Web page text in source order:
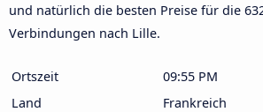
und natürlich die besten Preise für die
Verbindungen nach Lille.
Ortszeit
09:55 PM
Land
Frankreich